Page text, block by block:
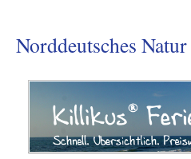
Norddeutsches